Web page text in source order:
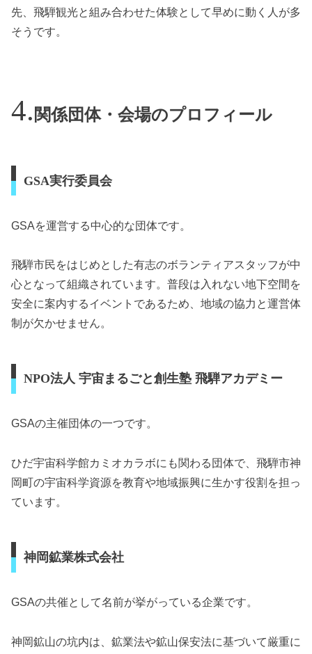
先、飛騨観光と組み合わせた体験として早めに動く人が多
そうです。
関係団体・会場のプロフィール
GSA実行委員会
GSAを運営する中心的な団体です。
飛騨市民をはじめとした有志のボランティアスタッフが中
心となって組織されています。普段は入れない地下空間を
安全に案内するイベントであるため、地域の協力と運営体
制が欠かせません。
NPO法人 宇宙まるごと創生塾 飛騨アカデミー
GSAの主催団体の一つです。
ひだ宇宙科学館カミオカラボにも関わる団体で、飛騨市神
岡町の宇宙科学資源を教育や地域振興に生かす役割を担っ
ています。
神岡鉱業株式会社
GSAの共催として名前が挙がっている企業です。
神岡鉱山の坑内は、鉱業法や鉱山保安法に基づいて厳重に